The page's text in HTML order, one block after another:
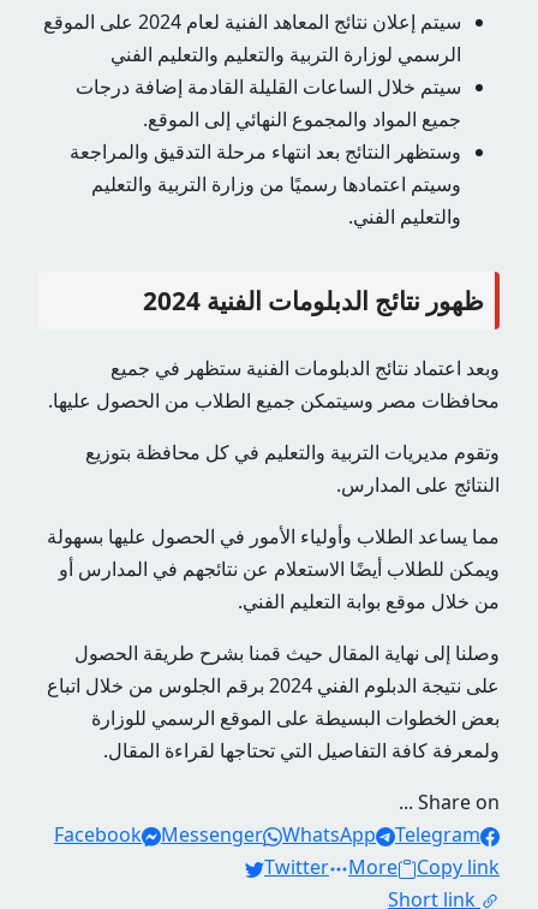
سيتم إعلان نتائج المعاهد الفنية لعام 2024 على الموقع
الرسمي لوزارة التربية والتعليم والتعليم الفني
سيتم خلال الساعات القليلة القادمة إضافة درجات
جميع المواد والمجموع النهائي إلى الموقع.
وستظهر النتائج بعد انتهاء مرحلة التدقيق والمراجعة
وسيتم اعتمادها رسميًا من وزارة التربية والتعليم
والتعليم الفني.
ظهور نتائج الدبلومات الفنية 2024
وبعد اعتماد نتائج الدبلومات الفنية ستظهر في جميع
محافظات مصر وسيتمكن جميع الطلاب من الحصول عليها.
وتقوم مديريات التربية والتعليم في كل محافظة بتوزيع
النتائج على المدارس.
مما يساعد الطلاب وأولياء الأمور في الحصول عليها بسهولة
ويمكن للطلاب أيضًا الاستعلام عن نتائجهم في المدارس أو
من خلال موقع بوابة التعليم الفني.
وصلنا إلى نهاية المقال حيث قمنا بشرح طريقة الحصول
على نتيجة الدبلوم الفني 2024 برقم الجلوس من خلال اتباع
بعض الخطوات البسيطة على الموقع الرسمي للوزارة
ولمعرفة كافة التفاصيل التي تحتاجها لقراءة المقال.
Share on ...
Facebook
Messenger WhatsApp
Telegram
Twitter
More
Copy link
Short link